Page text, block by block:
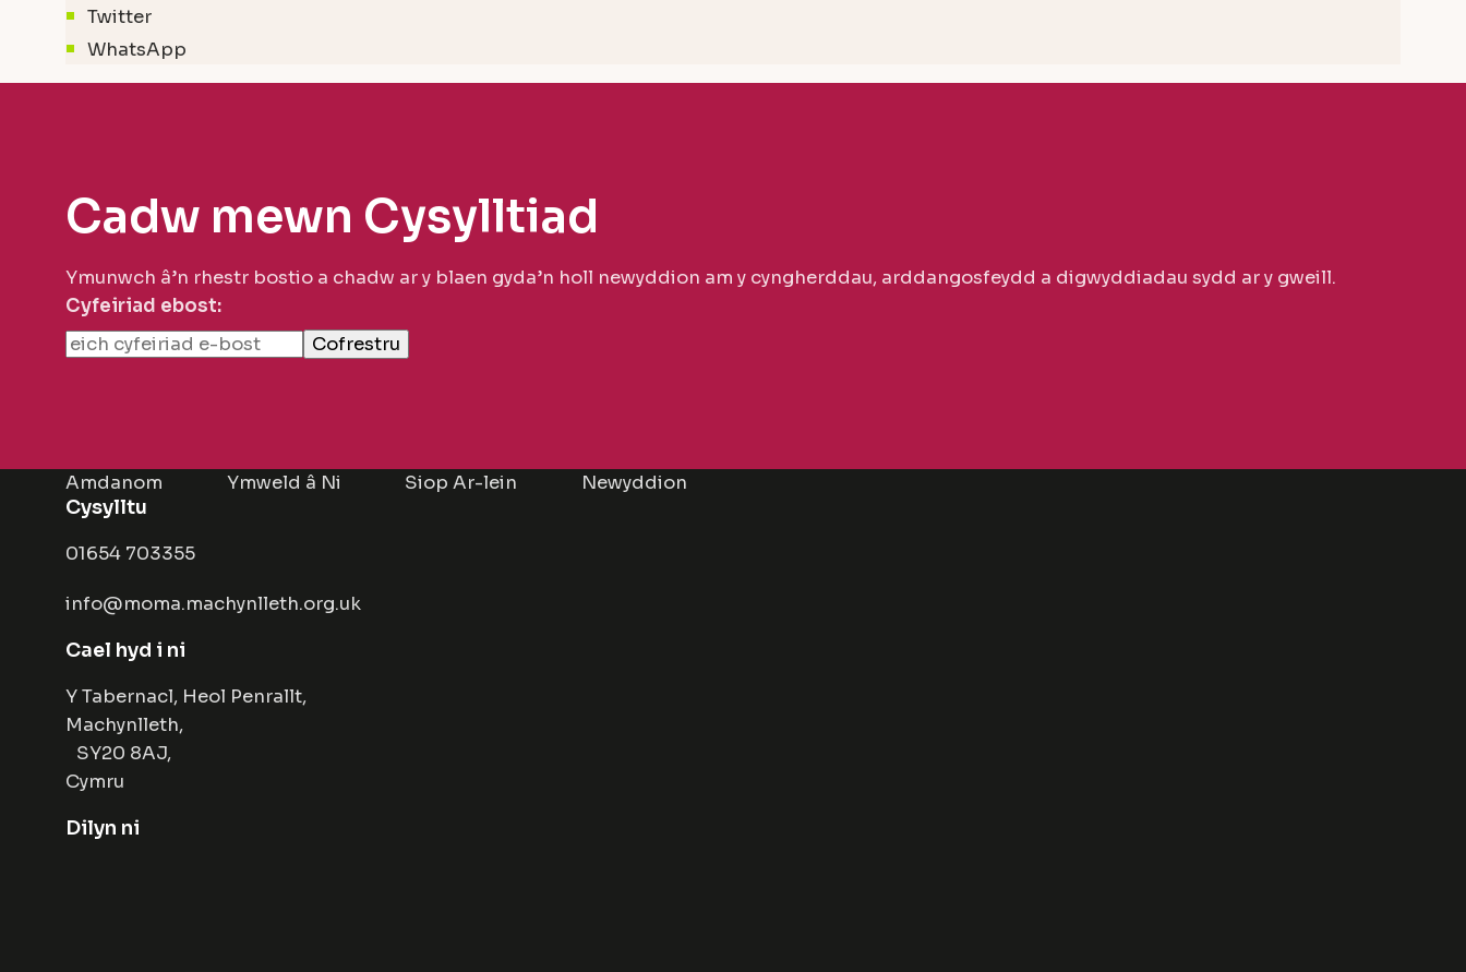
Twitter
WhatsApp
Cadw mewn Cysylltiad
Ymunwch â’n rhestr bostio a chadw ar y blaen gyda’n holl newyddion am y cyngherddau, arddangosfeydd a digwyddiadau sydd ar y gweill.
Cyfeiriad ebost:
Amdanom Ymweld â Ni Siop Ar-lein Newyddion
Cysylltu
01654 703355
info@moma.machynlleth.org.uk
Cael hyd i ni
Y Tabernacl, Heol Penrallt,
Machynlleth,
SY20 8AJ,
Cymru
Dilyn ni